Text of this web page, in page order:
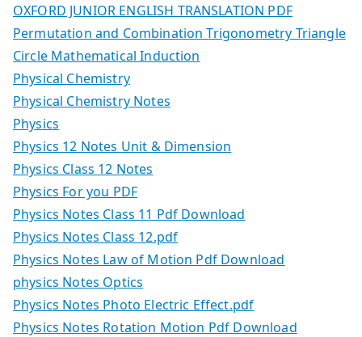
OXFORD JUNIOR ENGLISH TRANSLATION PDF
Permutation and Combination Trigonometry Triangle
Circle Mathematical Induction
Physical Chemistry
Physical Chemistry Notes
Physics
Physics 12 Notes Unit & Dimension
Physics Class 12 Notes
Physics For you PDF
Physics Notes Class 11 Pdf Download
Physics Notes Class 12.pdf
Physics Notes Law of Motion Pdf Download
physics Notes Optics
Physics Notes Photo Electric Effect.pdf
Physics Notes Rotation Motion Pdf Download